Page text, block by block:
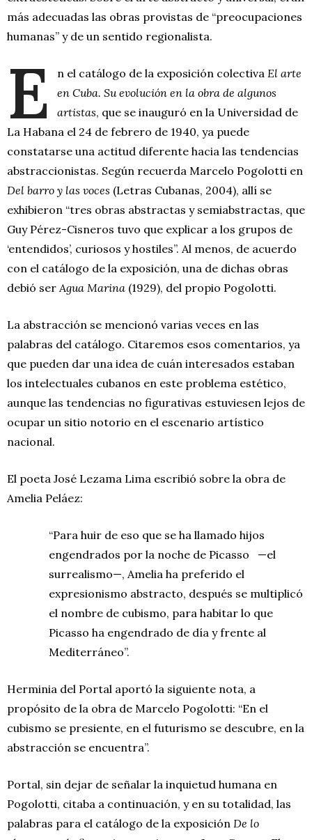
más adecuadas las obras provistas de “preocupaciones
humanas” y de un sentido regionalista.
E n el catálogo de la exposición colectiva El arte
en Cuba. Su evolución en la obra de algunos
artistas, que se inauguró en la Universidad de
La Habana el 24 de febrero de 1940, ya puede
constatarse una actitud diferente hacia las tendencias
abstraccionistas. Según recuerda Marcelo Pogolotti en
Del barro y las voces (Letras Cubanas, 2004), allí se
exhibieron “tres obras abstractas y semiabstractas, que
Guy Pérez-Cisneros tuvo que explicar a los grupos de
‘entendidos’, curiosos y hostiles”. Al menos, de acuerdo
con el catálogo de la exposición, una de dichas obras
debió ser Agua Marina (1929), del propio Pogolotti.
La abstracción se mencionó varias veces en las
palabras del catálogo. Citaremos esos comentarios, ya
que pueden dar una idea de cuán interesados estaban
los intelectuales cubanos en este problema estético,
aunque las tendencias no figurativas estuviesen lejos de
ocupar un sitio notorio en el escenario artístico
nacional.
El poeta José Lezama Lima escribió sobre la obra de
Amelia Peláez:
“Para huir de eso que se ha llamado hijos
engendrados por la noche de Picasso
—el
surrealismo—, Amelia ha preferido el
expresionismo abstracto, después se multiplicó
el nombre de cubismo, para habitar lo que
Picasso ha engendrado de día y frente al
Mediterráneo”.
Herminia del Portal aportó la siguiente nota, a
propósito de la obra de Marcelo Pogolotti: “En el
cubismo se presiente, en el futurismo se descubre, en la
abstracción se encuentra”.
Portal, sin dejar de señalar la inquietud humana en
Pogolotti, citaba a continuación, y en su totalidad, las
palabras para el catálogo de la exposición De lo